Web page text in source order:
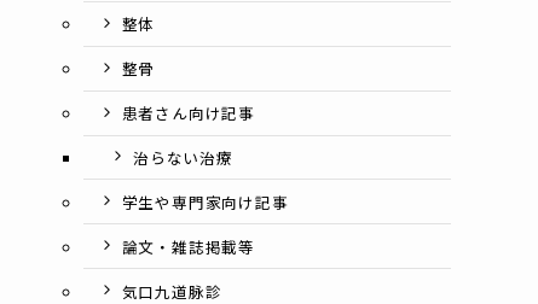
整体
整骨
患者さん向け記事
治らない治療
学生や専門家向け記事
論文・雑誌掲載等
気口九道脉診